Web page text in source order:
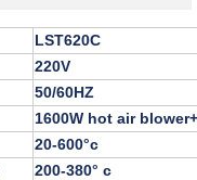
LST620C
220V
50/60HZ
1600W hot air
20-600°c
200-380° c